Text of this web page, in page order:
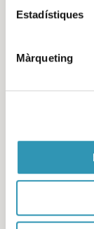
Estadístiques
Màrqueting